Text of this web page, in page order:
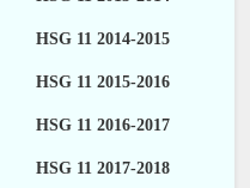
HSG 11 2014-2015
HSG 11 2015-2016
HSG 11 2016-2017
HSG 11 2017-2018